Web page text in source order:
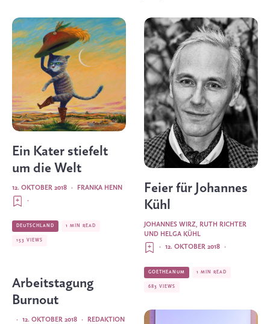
Ein Kater stiefelt
um die Welt
FRANKA HENN
·
12. OKTOBER 2018
·
DEUTSCHLAND 1 MIN READ
153 VIEWS
Arbeitstagung
Burnout
REDAKTION
·
12. OKTOBER 2018
·
Feier für Johannes
Kühl
JOHANNES WIRZ, RUTH RICHTER
UND HELGA KÜHL
·
12. OKTOBER 2018
·
GOETHEANUM 1 MIN READ
683 VIEWS